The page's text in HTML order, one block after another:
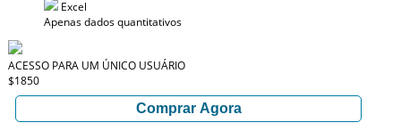
Excel
Apenas dados quantitativos
ACESSO PARA UM ÚNICO USUÁRIO
$1850
Comprar Agora